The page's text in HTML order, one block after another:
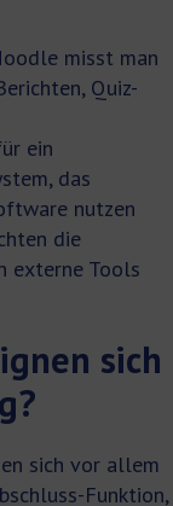
misst man
Quiz-
ein
das
nutzen
die
externe Tools
sich
sich vor allem
Funktion,